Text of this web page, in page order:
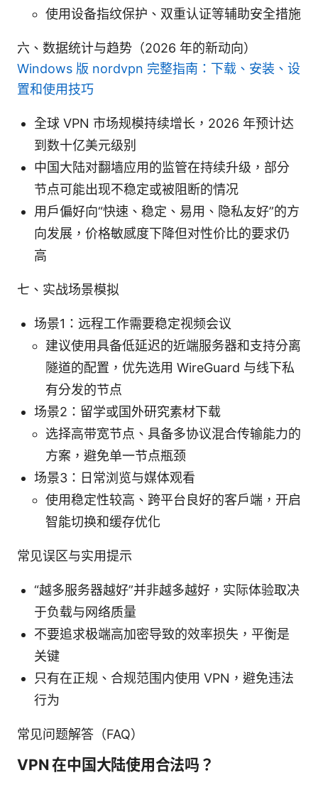
使用设备指纹保护、双重认证等辅助安全措施
六、数据统计与趋势（2026 年的新动向）
Windows 版 nordvpn 完整指南：下载、安装、设
置和使用技巧
全球 VPN 市场规模持续增长，2026 年预计达
到数十亿美元级别
中国大陆对翻墙应用的监管在持续升级，部分
节点可能出现不稳定或被阻断的情况
用户偏好向“快速、稳定、易用、隐私友好”的方
向发展，价格敏感度下降但对性价比的要求仍
高
七、实战场景模拟
场景1：远程工作需要稳定视频会议
建议使用具备低延迟的近端服务器和支持分离
隧道的配置，优先选用 WireGuard 与线下私
有分发的节点
场景2：留学或国外研究素材下载
选择高带宽节点、具备多协议混合传输能力的
方案，避免单一节点瓶颈
场景3：日常浏览与媒体观看
使用稳定性较高、跨平台良好的客户端，开启
智能切换和缓存优化
常见误区与实用提示
“越多服务器越好”并非越多越好，实际体验取决
于负载与网络质量
不要追求极端高加密导致的效率损失，平衡是
关键
只有在正规、合规范围内使用 VPN，避免违法
行为
常见问题解答（FAQ）
VPN 在中国大陆使用合法吗？